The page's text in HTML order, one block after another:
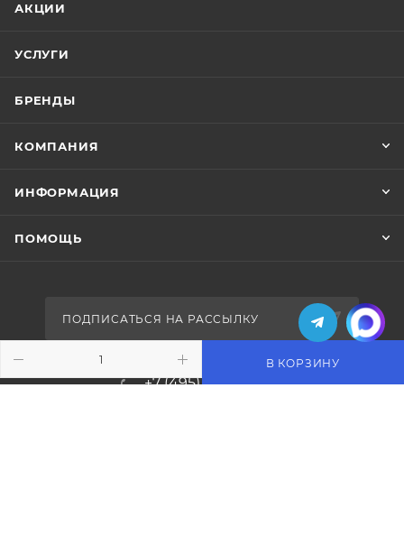
В КОРЗИНУ
АКЦИИ
УСЛУГИ
БРЕНДЫ
КОМПАНИЯ
ИНФОРМАЦИЯ
ПОМОЩЬ
ПОДПИСАТЬСЯ НА РАССЫЛКУ
+7 (495) 771-02-91